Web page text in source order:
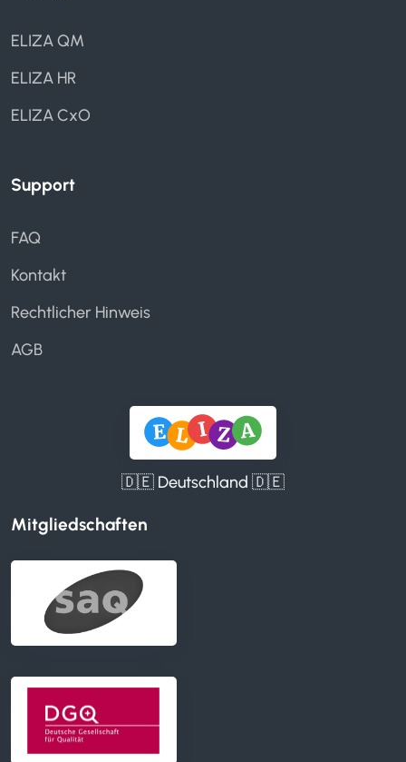
ELIZA QM
ELIZA HR
ELIZA CxO
Support
FAQ
Kontakt
Rechtlicher Hinweis
AGB
🇩🇪 Deutschland 🇩🇪
Mitgliedschaften